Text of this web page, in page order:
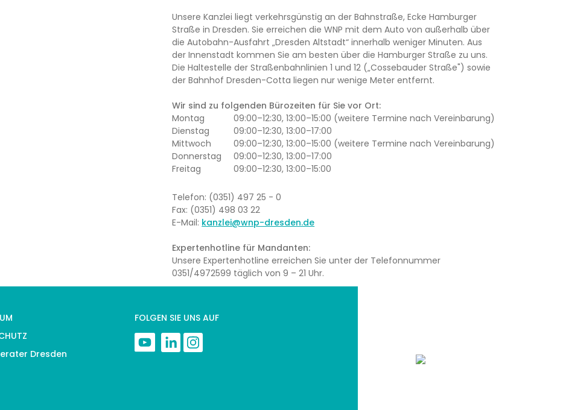
Unsere Kanzlei liegt verkehrsgünstig an der Bahnstraße, Ecke Hamburger
Straße in Dresden. Sie erreichen die WNP mit dem Auto von außerhalb über
die Autobahn-Ausfahrt „Dresden Altstadt“ innerhalb weniger Minuten. Aus
der Innenstadt kommen Sie am besten über die Hamburger Straße zu uns.
Die Haltestelle der Straßenbahnlinien 1 und 12 („Cossebauder Straße") sowie
der Bahnhof Dresden-Cotta liegen nur wenige Meter entfernt.
Wir sind zu folgenden Bürozeiten für Sie vor Ort:
Montag
09:00–12:30, 13:00–15:00 (weitere Termine nach Vereinbarung)
Dienstag
09:00–12:30, 13:00–17:00
Mittwoch
09:00–12:30, 13:00–15:00 (weitere Termine nach Vereinbarung)
Donnerstag
09:00–12:30, 13:00–17:00
Freitag
09:00–12:30, 13:00–15:00
Telefon: (0351) 497 25 - 0
Fax: (0351) 498 03 22
E-Mail: kanzlei@wnp-dresden.de
Expertenhotline für Mandanten:
Unsere Expertenhotline erreichen Sie unter der Telefonnummer
0351/4972599 täglich von 9 – 21 Uhr.
Dresden
FOLGEN SIE UNS AUF